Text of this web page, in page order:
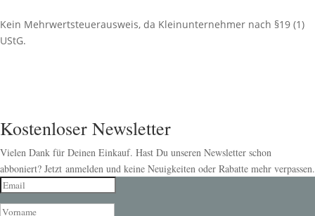
Kein Mehrwertsteuerausweis, da Kleinunternehmer nach §19 (1)
UStG.
Kostenloser Newsletter
Vielen Dank für Deinen Einkauf. Hast Du unseren Newsletter schon
abboniert? Jetzt anmelden und keine Neuigkeiten oder Rabatte mehr verpassen.